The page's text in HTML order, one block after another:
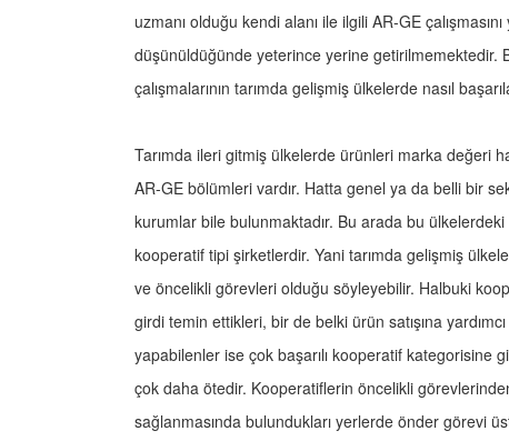
uzmanı olduğu kendi alanı ile ilgili AR-GE
düşünüldüğünde yeterince yerine getirilmemektedir.
çalışmalarının tarımda gelişmiş ülkelerde nasıl
Tarımda ileri gitmiş ülkelerde ürünleri marka değeri
AR-GE bölümleri vardır. Hatta genel ya da belli bir
kurumlar bile bulunmaktadır. Bu arada bu
kooperatif tipi şirketlerdir. Yani tarımda gelişmiş
ve öncelikli görevleri olduğu söyleyebilir. Halbuki
girdi temin ettikleri, bir de belki ürün satışına
yapabilenler ise çok başarılı kooperatif kategorisine
çok daha ötedir. Kooperatiflerin öncelikli
sağlanmasında bulundukları yerlerde önder görevi